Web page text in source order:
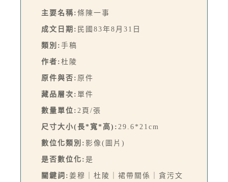
主要名稱: 條陳一事
成文日期: 民國83年8月31日
類別: 手稿
作者: 杜陵
原件與否: 原件
藏品層次: 單件
數量單位: 2頁/張
尺寸大小(長*寬*高): 29.6*21cm
數位化類別: 影像(圖片)
是否數位化: 是
關鍵詞: 姜穆｜杜陵｜裙帶關係｜貪污文